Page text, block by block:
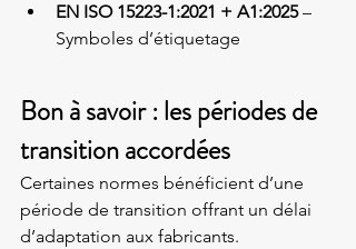
EN ISO 15223-1:2021 + A1:2025 –
Symboles d’étiquetage
Bon à savoir : les périodes de
transition accordées
Certaines normes bénéficient d’une
période de transition offrant un délai
d’adaptation aux fabricants.